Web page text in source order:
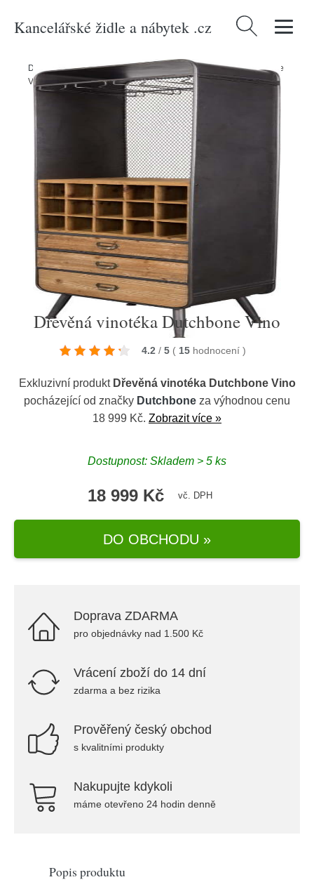
Kancelářské židle a nábytek .cz Vyhledávání
Domů/Produkty/Kuchyně a jídelna/Dřevěná vinotéka Dutchbone
Vino
Dřevěná vinotéka Dutchbone Vino
4.2 / 5 ( 15 hodnocení )
Exkluzivní produkt Dřevěná vinotéka Dutchbone Vino
pocházející od značky Dutchbone za výhodnou cenu
18 999 Kč. Zobrazit více »
Dostupnost: Skladem > 5 ks
18 999 Kč vč. DPH
DO OBCHODU »
Doprava ZDARMA
pro objednávky nad 1.500 Kč
Vrácení zboží do 14 dní
zdarma a bez rizika
Prověřený český obchod
s kvalitními produkty
Nakupujte kdykoli
máme otevřeno 24 hodin denně
Popis produktu